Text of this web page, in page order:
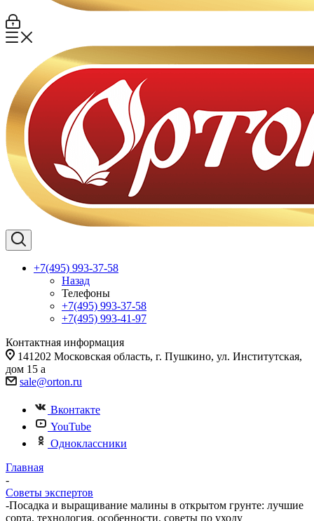
+7(495) 993-37-58
Назад
Телефоны
+7(495) 993-37-58
+7(495) 993-41-97
Контактная информация
141202 Московская область, г. Пушкино, ул. Институтская,
дом 15 а
sale@orton.ru
Вконтакте
YouTube
Одноклассники
Главная
-
Советы экспертов
-Посадка и выращивание малины в открытом грунте: лучшие
сорта, технология, особенности, советы по уходу